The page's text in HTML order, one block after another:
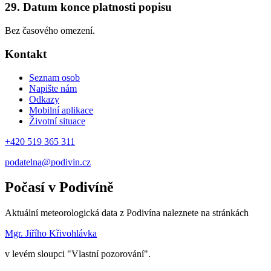
29. Datum konce platnosti popisu
Bez časového omezení.
Kontakt
Seznam osob
Napište nám
Odkazy
Mobilní aplikace
Životní situace
+420 519 365 311
podatelna@podivin.cz
Počasí v Podivíně
Aktuální meteorologická data z Podivína naleznete na stránkách
Mgr. Jiřího Křivohlávka
v levém sloupci "Vlastní pozorování".